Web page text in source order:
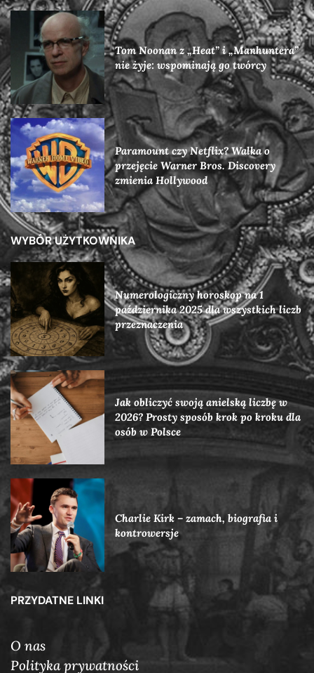
Tom Noonan z „Heat” i „Manhuntera”
nie żyje: wspominają go twórcy
Paramount czy Netflix? Walka o
przejęcie Warner Bros. Discovery
zmienia Hollywood
WYBÓR UŻYTKOWNIKA
Numerologiczny horoskop na 1
października 2025 dla wszystkich liczb
przeznaczenia
Jak obliczyć swoją anielską liczbę w
2026? Prosty sposób krok po kroku dla
osób w Polsce
Charlie Kirk – zamach, biografia i
kontrowersje
PRZYDATNE LINKI
O nas
Polityka prywatności